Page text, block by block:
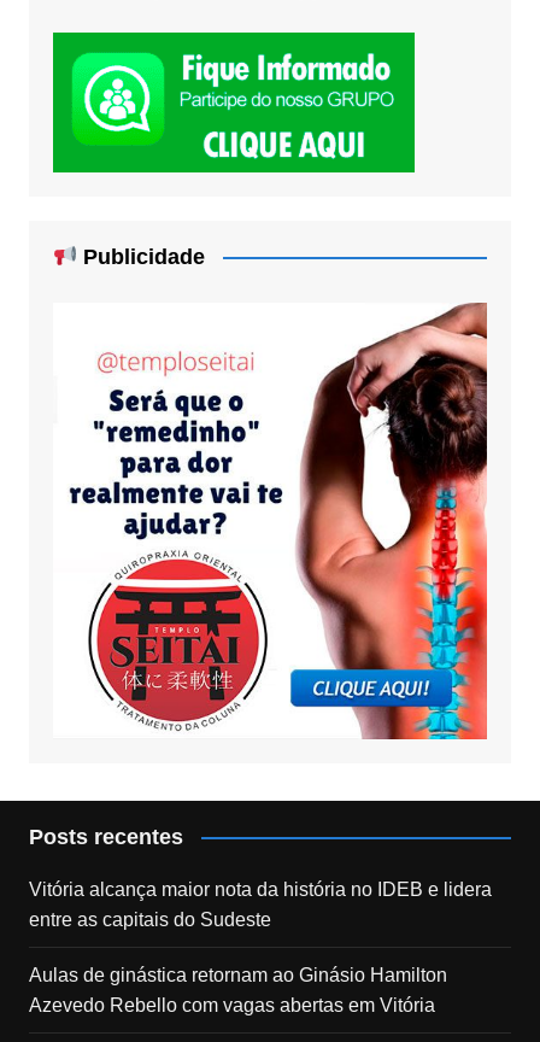
Publicidade
Posts recentes
Vitória alcança maior nota da história no IDEB e lidera
entre as capitais do Sudeste
Aulas de ginástica retornam ao Ginásio Hamilton
Azevedo Rebello com vagas abertas em Vitória